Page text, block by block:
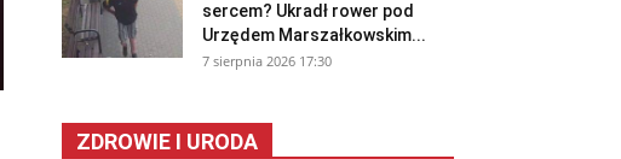
sercem? Ukradł rower pod
Urzędem Marszałkowskim...
7 sierpnia 2026 17:30
ZDROWIE I URODA